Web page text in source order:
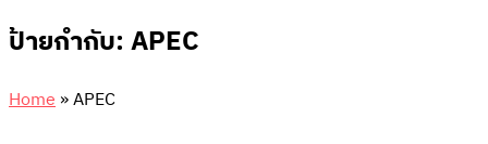
ป้ายกำกับ: APEC
Home»APEC